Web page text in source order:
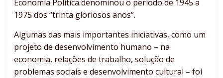
Economia Política denominou o período de 1945 a
1975 dos “trinta gloriosos anos”.
Algumas das mais importantes iniciativas, como um
projeto de desenvolvimento humano – na
economia, relações de trabalho, solução de
problemas sociais e desenvolvimento cultural – foi